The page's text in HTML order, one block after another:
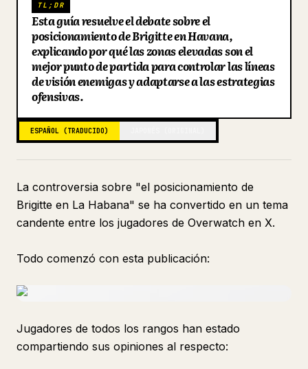
Blog
Actualizaciones
TL;DR
Esta guía resuelve el debate sobre el
posicionamiento de Brigitte en Havana,
explicando por qué las zonas elevadas son el
mejor punto de partida para controlar las líneas
de visión enemigas y adaptarse a las estrategias
ofensivas.
ESPAÑOL (TRADUCIDO)
La controversia sobre "el posicionamiento de
Brigitte en La Habana" se ha convertido en un tema
candente entre los jugadores de Overwatch en X.
Todo comenzó con esta publicación:
Jugadores de todos los rangos han estado
compartiendo sus opiniones al respecto: